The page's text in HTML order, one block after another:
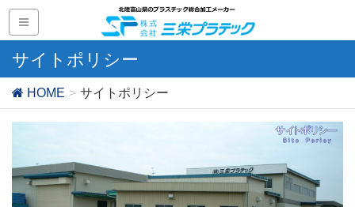
サイトポリシー
HOME サイトポリシー